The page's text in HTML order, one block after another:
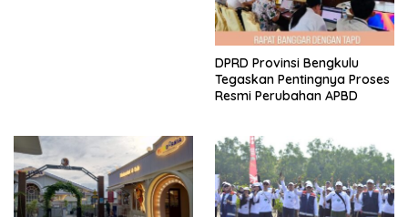
DPRD Provinsi Bengkulu
Tegaskan Pentingnya Proses
Resmi Perubahan APBD